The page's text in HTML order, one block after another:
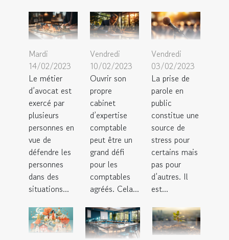
Mardi
14/02/2023
Le métier
d’avocat est
exercé par
plusieurs
personnes en
vue de
défendre les
personnes
dans des
situations...
Vendredi
10/02/2023
Ouvrir son
propre
cabinet
d’expertise
comptable
peut être un
grand défi
pour les
comptables
agréés. Cela...
Vendredi
03/02/2023
La prise de
parole en
public
constitue une
source de
stress pour
certains mais
pas pour
d’autres. Il
est...